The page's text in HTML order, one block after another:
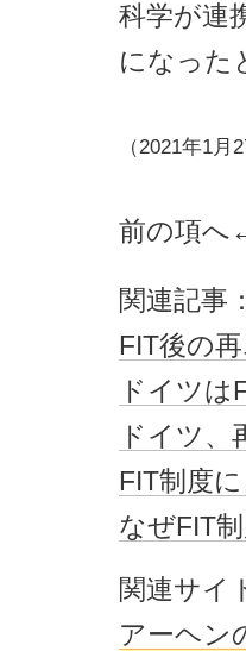
科学が連
になった
（2021年1月
前の項へ
関連記事：
FIT後の
ドイツは
ドイツ、
FIT制度
なぜFIT
関連サイ
アーヘン